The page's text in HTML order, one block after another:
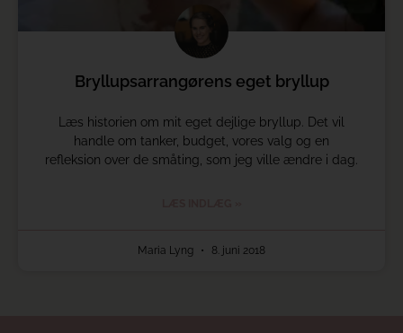
Bryllupsarrangørens eget bryllup
Læs historien om mit eget dejlige bryllup. Det vil
handle om tanker, budget, vores valg og en
refleksion over de småting, som jeg ville ændre i dag.
Maria Lyng 8. juni 2018